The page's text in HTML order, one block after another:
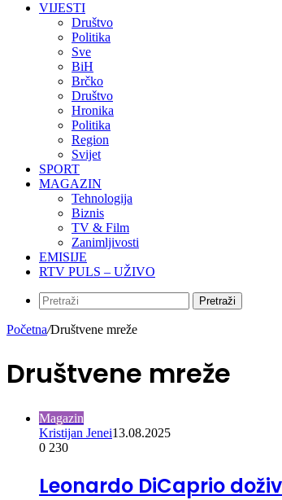
VIJESTI
Društvo
Politika
Sve
BiH
Brčko
Društvo
Hronika
Politika
Region
Svijet
SPORT
MAGAZIN
Tehnologija
Biznis
TV & Film
Zanimljivosti
EMISIJE
RTV PULS – UŽIVO
Pretraži
Početna/Društvene mreže
Društvene mreže
Magazin
Kristijan Jenei13.08.2025
0 230
Leonardo DiCaprio